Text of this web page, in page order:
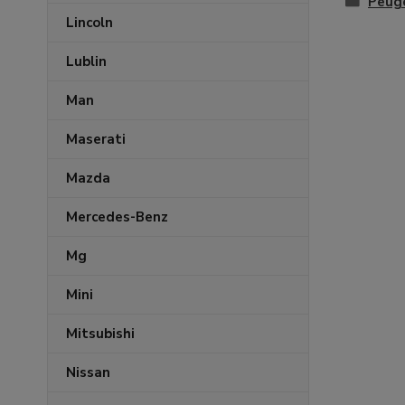
Lincoln
Lublin
Man
Maserati
Mazda
Mercedes-Benz
Mg
Mini
Mitsubishi
Nissan